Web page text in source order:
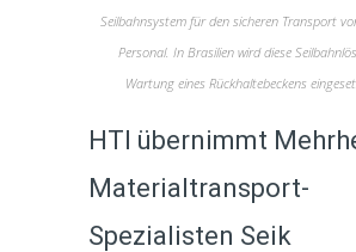
Seilbahnsystem für den sicheren Transport
Personal. In Brasilien wird diese
Wartung eines Rückhaltebeckens
HTI übernimmt
Materialtransport-
Spezialisten Seik